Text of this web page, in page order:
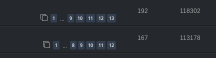
1 … 9 10 11 12 13
192 118302
1 … 8 9 10 11 12
167 113178